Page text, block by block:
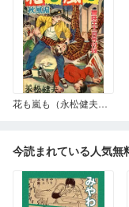
花も嵐も（永松健夫版） 秋風編
今読まれている人気無